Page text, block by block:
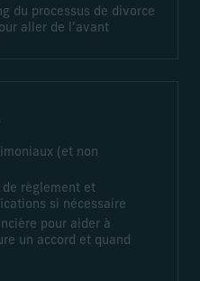
du processus de divorce
aller de l’avant
(et non
règlement et
si nécessaire
pour aider à
un accord et quand